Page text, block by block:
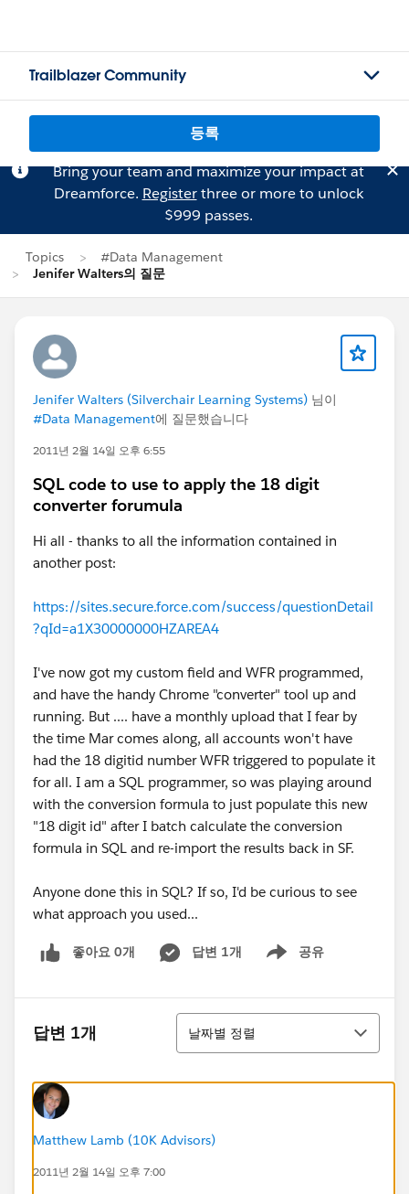
Trailblazer Community
등록
Bring your team and maximize your impact at
Dreamforce. Registerthree or more to unlock
$999 passes.
Topics
#Data Management
Jenifer Walters의 질문
Jenifer Walters (Silverchair Learning Systems) 님이
#Data Management에 질문했습니다
2011년 2월 14일 오후 6:55
SQL code to use to apply the 18 digit
converter forumula
Hi all - thanks to all the information contained in
another post:
https://sites.secure.force.com/success/questionDetail
?qId=a1X30000000HZAREA4
I've now got my custom field and WFR programmed,
and have the handy Chrome "converter" tool up and
running. But .... have a monthly upload that I fear by
the time Mar comes along, all accounts won't have
had the 18 digitid number WFR triggered to populate it
for all. I am a SQL programmer, so was playing around
with the conversion formula to just populate this new
"18 digit id" after I batch calculate the conversion
formula in SQL and re-import the results back in SF.
Anyone done this in SQL? If so, I'd be curious to see
what approach you used...
좋아요 0개 답변 1개 공유
Show menu
답변 1개
정렬
날짜별 정렬
Matthew Lamb (10K Advisors)
2011년 2월 14일 오후 7:00